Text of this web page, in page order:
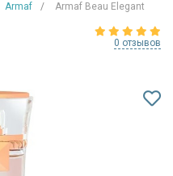
Armaf Armaf Beau Elegant
0 отзывов